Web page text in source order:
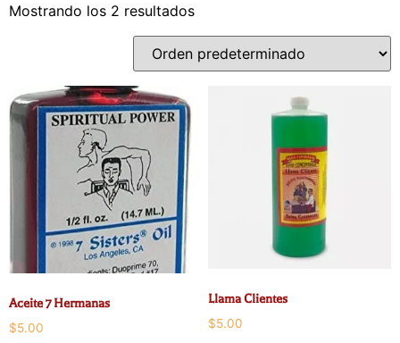
Mostrando los 2 resultados
Aceite 7 Hermanas
$5.00
Llama Clientes
$5.00